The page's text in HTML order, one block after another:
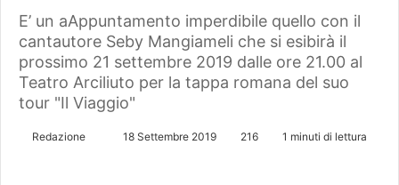
E’ un aAppuntamento imperdibile quello con il
cantautore Seby Mangiameli che si esibirà il
prossimo 21 settembre 2019 dalle ore 21.00 al
Teatro Arciliuto per la tappa romana del suo
tour "Il Viaggio"
Redazione 18 Settembre 2019 216 1 minuti di lettura